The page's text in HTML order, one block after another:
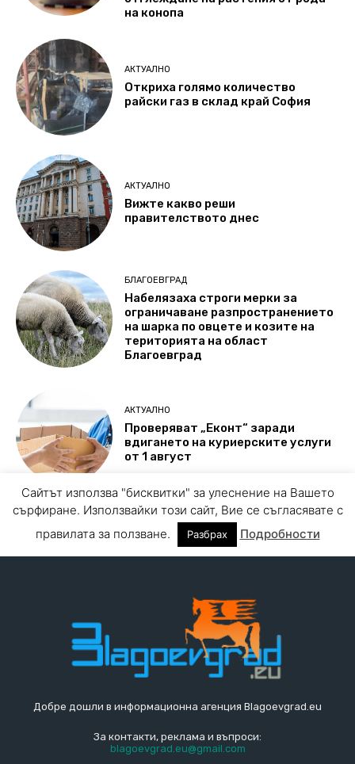
Добре дошли в информационна агенция Blagoevgrad.eu
За контакти, реклама и въпроси:
blagoevgrad.eu@gmail.com